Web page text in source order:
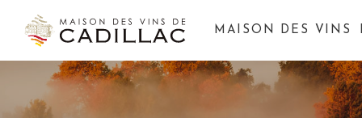
MAISON DES VINS